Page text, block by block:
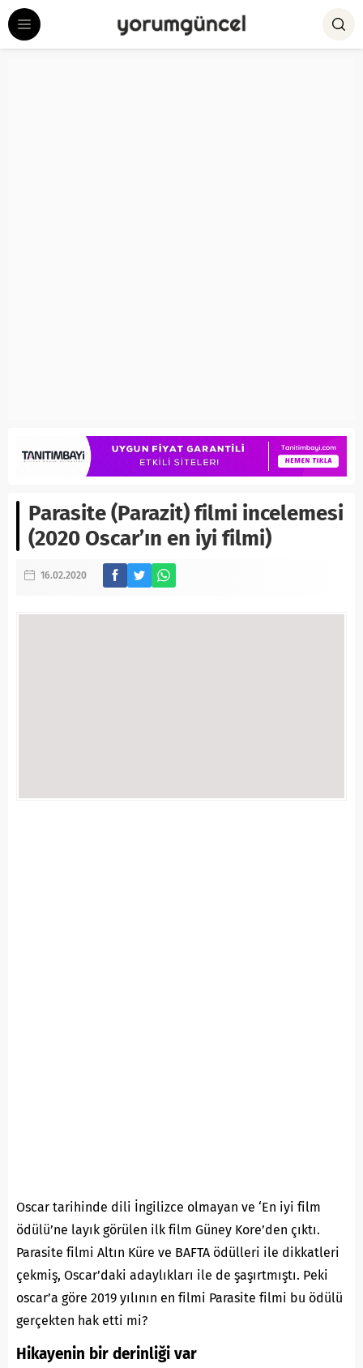
Parasite (Parazit) filmi incelemesi
(2020 Oscar’ın en iyi filmi)
16.02.2020
Oscar tarihinde dili İngilizce olmayan ve ‘En iyi film
ödülü’ne layık görülen ilk film Güney Kore’den çıktı.
Parasite filmi Altın Küre ve BAFTA ödülleri ile dikkatleri
çekmiş, Oscar’daki adaylıkları ile de şaşırtmıştı. Peki
oscar’a göre 2019 yılının en filmi Parasite filmi bu ödülü
gerçekten hak etti mi?
Hikayenin bir derinliği var